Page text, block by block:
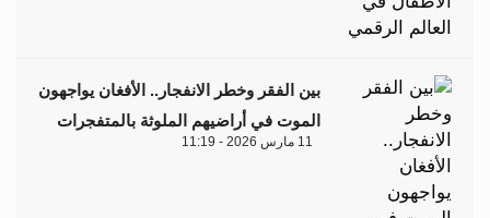
بين الفقر وخطر الانفجار.. الأفغان يواجهون
الموت في أراضيهم الملوثة بالمتفجرات
11 مارس 2026 - 11:19